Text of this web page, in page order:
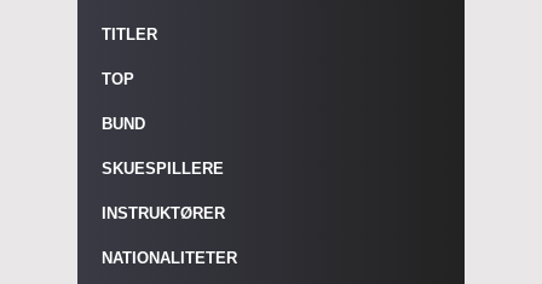
TITLER
TOP
BUND
SKUESPILLERE
INSTRUKTØRER
NATIONALITETER